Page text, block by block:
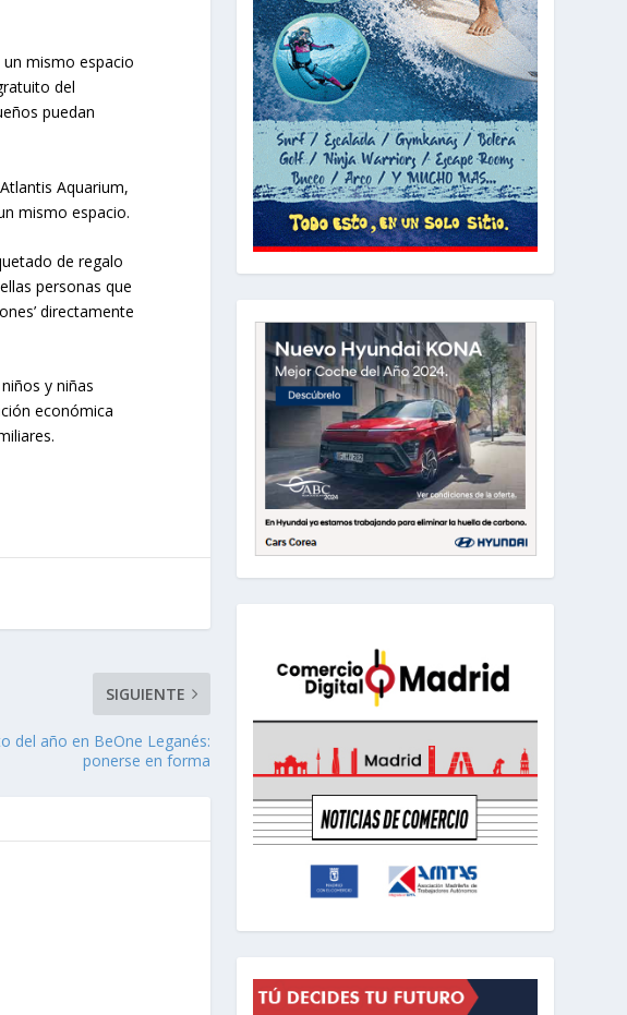
mismo espacio
del
puedan
Aquarium,
mismo espacio.
de regalo
personas que
directamente
y niñas
económica
SIGUIENTE
del año en BeOne Leganés:
ponerse en forma